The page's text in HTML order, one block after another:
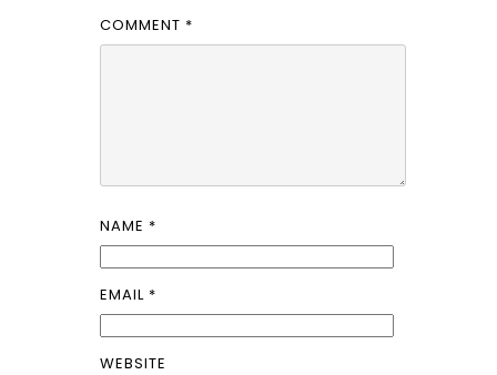
COMMENT *
NAME *
EMAIL *
WEBSITE